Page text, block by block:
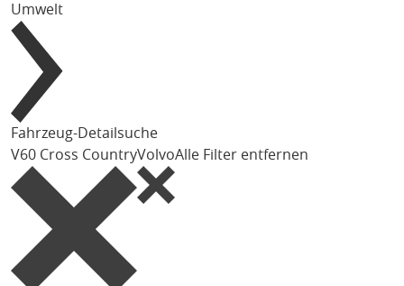
Umwelt
Fahrzeug-Detailsuche
V60 Cross CountryVolvoAlle Filter entfernen